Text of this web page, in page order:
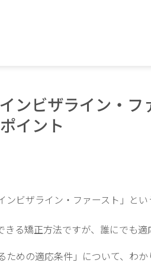
ンビザライン・フ
イント
ビザライン・ファースト」と
る矯正方法ですが、誰にでも適
めの適応条件」について、わか